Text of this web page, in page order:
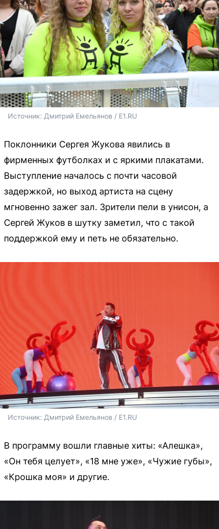
Источник: Дмитрий Емельянов / E1.RU
Поклонники Сергея Жукова явились в
фирменных футболках и с яркими плакатами.
Выступление началось с почти часовой
задержкой, но выход артиста на сцену
мгновенно зажег зал. Зрители пели в унисон, а
Сергей Жуков в шутку заметил, что с такой
поддержкой ему и петь не обязательно.
Источник: Дмитрий Емельянов / E1.RU
В программу вошли главные хиты: «Алешка»,
«Он тебя целует», «18 мне уже», «Чужие губы»,
«Крошка моя» и другие.